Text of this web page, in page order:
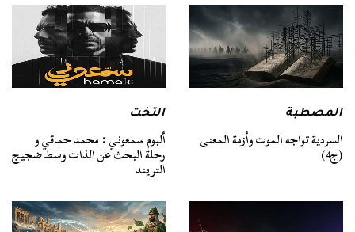
المصطبة
السردية تواجه الموت وأزمة المعنى
(ج4)
التخت
ألبوم سمعوني : محمد حماقي و
رحلة البحث عن الذات وسط ضجيج
التريند